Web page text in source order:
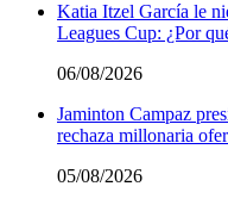
Katia Itzel García le
Leagues Cup: ¿Por
06/08/2026
Jaminton Campaz
rechaza millonaria
05/08/2026